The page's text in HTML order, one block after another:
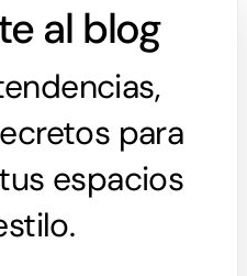
al blog
para
espacios